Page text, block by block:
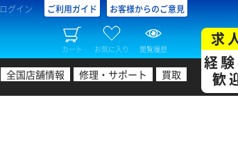
ログイン ご利用ガイド お客様からのご意見
カート お気に入り 閲覧履歴
全国店舗情報 修理・サポート 買取
求
経
歓